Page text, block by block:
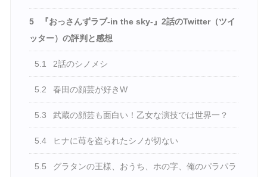
5
『おっさんずラブ-in the sky-』2話のTwitter（ツイ
ッター）の評判と感想
5.1 2話のシノメシ
5.2 春田の顔芸が好きW
5.3 武蔵の顔芸も面白い！乙女な演技では世界一？
5.4 ヒナに苺を盗られたシノが切ない
5.5
グラタンの王様、おうち、ホの字、俺のパラパラ